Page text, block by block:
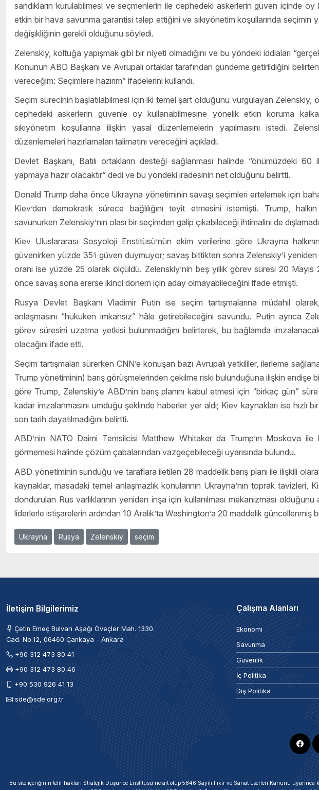
sandıkların kurulabilmesi ve seçmenlerin ile cephedeki askerlerin güven içinde oy
etkin bir hava savunma garantisi talep ettiğini ve sıkıyönetim koşullarında seçimin
değişikliğinin gerekli olduğunu söyledi.
Zelenskiy, koltuğa yapışmak gibi bir niyeti olmadığını ve bu yöndeki iddiaları
Konunun ABD Başkanı ve Avrupalı ortaklar tarafından gündeme getirildiğini
vereceğim: Seçimlere hazırım” ifadelerini kullandı.
Seçim sürecinin başlatılabilmesi için iki temel şart olduğunu vurgulayan Zelenskiy,
cephedeki askerlerin güvenle oy kullanabilmesine yönelik etkin koruma
sıkıyönetim koşullarına ilişkin yasal düzenlemelerin yapılmasını istedi.
düzenlemeleri hazırlamaları talimatını vereceğini açıkladı.
Devlet Başkanı, Batılı ortakların desteği sağlanması halinde “önümüzdeki
yapmaya hazır olacaktır” dedi ve bu yöndeki iradesinin net olduğunu belirtti.
Donald Trump daha önce Ukrayna yönetiminin savaşı seçimleri ertelemek için
Kiev’den demokratik sürece bağlılığını teyit etmesini istemişti. Trump,
savunurken Zelenskiy’nin olası bir seçimden galip çıkabileceği ihtimalini de
Kiev Uluslararası Sosyoloji Enstitüsü’nün ekim verilerine göre Ukrayna
güvenirken yüzde 35’i güven duymuyor; savaş bittikten sonra Zelenskiy’i
oranı ise yüzde 25 olarak ölçüldü. Zelenskiy’nin beş yıllık görev süresi 20
önce savaş sona ererse ikinci dönem için aday olmayabileceğini ifade etmişti.
Rusya Devlet Başkanı Vladimir Putin ise seçim tartışmalarına müdahil olarak,
anlaşmasını “hukuken imkansız” hâle getirebileceğini savundu. Putin ayrıca
görev süresini uzatma yetkisi bulunmadığını belirterek, bu bağlamda
olacağını ifade etti.
Seçim tartışmaları sürerken CNN’e konuşan bazı Avrupalı yetkililer, ilerleme
Trump yönetiminin) barış görüşmelerinden çekilme riski bulunduğuna ilişkin endişe
göre Trump, Zelenskiy’e ABD’nin barış planını kabul etmesi için “birkaç gün” süre
kadar imzalanmasını umduğu şeklinde haberler yer aldı; Kiev kaynakları ise hızlı
son tarih dayatılmadığını belirtti.
ABD’nin NATO Daimi Temsilcisi Matthew Whitaker da Trump’ın Moskova ile
görmemesi halinde çözüm çabalarından vazgeçebileceği uyarısında bulundu.
ABD yönetiminin sunduğu ve taraflara iletilen 28 maddelik barış planı ile ilişkili
kaynaklar, masadaki temel anlaşmazlık konularının Ukrayna’nın toprak tavizleri,
dondurulan Rus varlıklarının yeniden inşa için kullanılması mekanizması
liderlerle istişarelerin ardından 10 Aralık’ta Washington’a 20 maddelik güncellenmiş
Ukrayna Rusya Zelenskiy seçim
İletişim Bilgilerimiz
Çetin Emeç Bulvarı Aşağı Öveçler Mah. 1330.
Cad. No:12, 06460 Çankaya - Ankara
+90 312 473 80 41
+90 312 473 80 46
+90 530 926 41 13
sde@sde.org.tr
Çalışma Alanları
Ekonomi
Savunma
Güvenlik
İç Politika
Dış Politika
Bu site içeriğinin telif hakları Stratejik Düşünce Enstitüsü’ne ait olup 5846 Sayılı Fikir ve Sanat Eserleri Kanunu uyarınca